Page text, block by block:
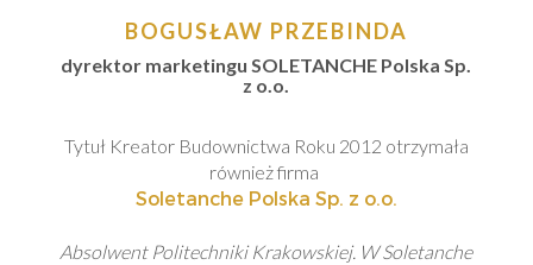
BOGUSŁAW PRZEBINDA
dyrektor marketingu SOLETANCHE Polska Sp.
z o.o.
Tytuł Kreator Budownictwa Roku 2012 otrzymała
również firma
Soletanche Polska Sp. z o.o.
Absolwent Politechniki Krakowskiej. W Soletanche